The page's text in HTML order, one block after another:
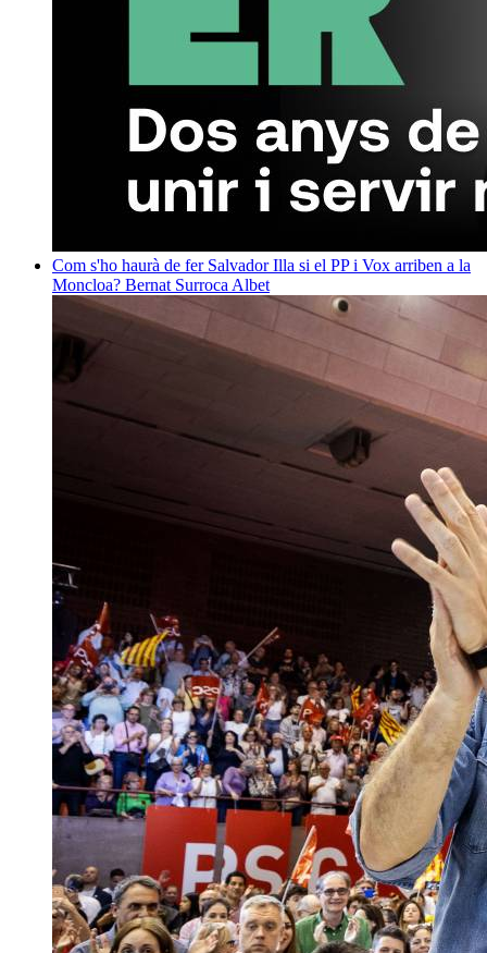
Com s'ho haurà de fer Salvador Illa si el PP i Vox arriben a la
Moncloa? Bernat Surroca Albet